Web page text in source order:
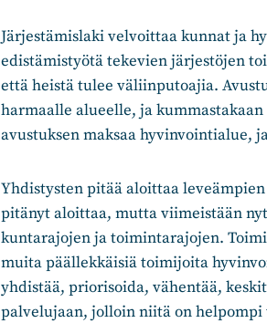
Järjestämislaki velvoittaa kunnat ja
edistämistyötä tekevien järjestöjen
että heistä tulee väliinputoajia.
harmaalle alueelle, ja
avustuksen maksaa hyvinvointialue,
Yhdistysten pitää aloittaa
pitänyt aloittaa, mutta viimeistään
kuntarajojen ja toimintarajojen.
muita päällekkäisiä toimijoita
yhdistää, priorisoida, vähentää,
palvelujaan, jolloin niitä on